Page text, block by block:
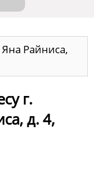
Райниса,
г.
д. 4,